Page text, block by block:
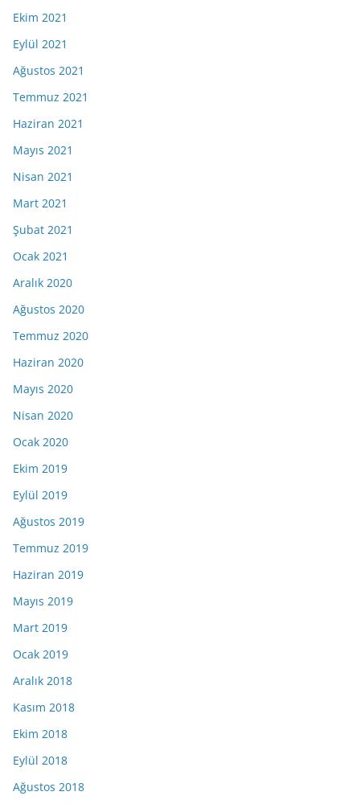
Ekim 2021
Eylül 2021
Ağustos 2021
Temmuz 2021
Haziran 2021
Mayıs 2021
Nisan 2021
Mart 2021
Şubat 2021
Ocak 2021
Aralık 2020
Ağustos 2020
Temmuz 2020
Haziran 2020
Mayıs 2020
Nisan 2020
Ocak 2020
Ekim 2019
Eylül 2019
Ağustos 2019
Temmuz 2019
Haziran 2019
Mayıs 2019
Mart 2019
Ocak 2019
Aralık 2018
Kasım 2018
Ekim 2018
Eylül 2018
Ağustos 2018